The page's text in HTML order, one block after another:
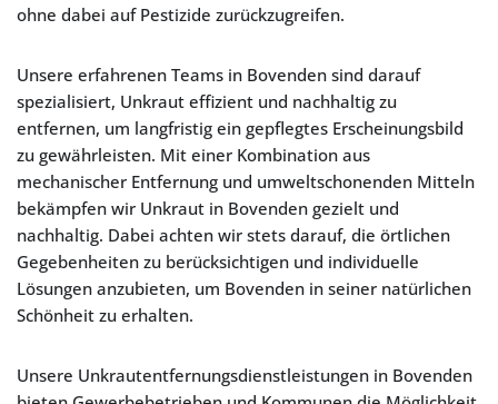
ohne dabei auf Pestizide zurückzugreifen.
Unsere erfahrenen Teams in Bovenden sind darauf
spezialisiert, Unkraut effizient und nachhaltig zu
entfernen, um langfristig ein gepflegtes Erscheinungsbild
zu gewährleisten. Mit einer Kombination aus
mechanischer Entfernung und umweltschonenden Mitteln
bekämpfen wir Unkraut in Bovenden gezielt und
nachhaltig. Dabei achten wir stets darauf, die örtlichen
Gegebenheiten zu berücksichtigen und individuelle
Lösungen anzubieten, um Bovenden in seiner natürlichen
Schönheit zu erhalten.
Unsere Unkrautentfernungsdienstleistungen in Bovenden